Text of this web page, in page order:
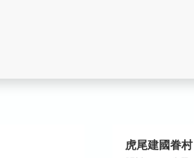
虎尾建國眷村